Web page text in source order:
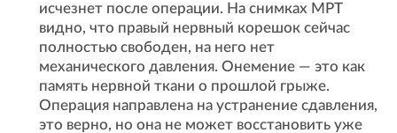
исчезнет после операции. На снимках МРТ
видно, что правый нервный корешок сейчас
полностью свободен, на него нет
механического давления. Онемение — это как
память нервной ткани о прошлой грыже.
Операция направлена на устранение сдавления,
это верно, но она не может восстановить уже